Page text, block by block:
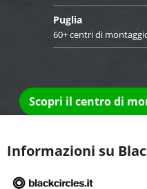
Puglia
60+ centri di
Scopri il centro di
Informazioni su